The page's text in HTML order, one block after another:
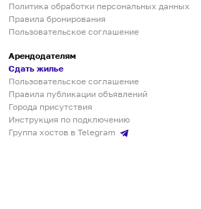
Политика обработки персональных данных
Правила бронирования
Пользовательское соглашение
Арендодателям
Сдать жилье
Пользовательское соглашение
Правила публикации объявлений
Города присутствия
Инструкция по подключению
Группа хостов в Telegram